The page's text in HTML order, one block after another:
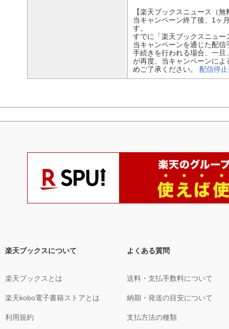
【楽天ブックスニュース（
当キャンペーン終了後、1ヶ
す。
すでに「楽天ブックスニュ
当キャンペーンを通じた配
手続きを行われる場合、一
が再度、当キャンペーンに
めご了承ください。 配信停
楽天ブックスについて
楽天ブックスとは
楽天kobo電子書籍ストアとは
利用規約
よくある質問
送料・支払手数料について
納期・発送の目安について
支払方法の種類